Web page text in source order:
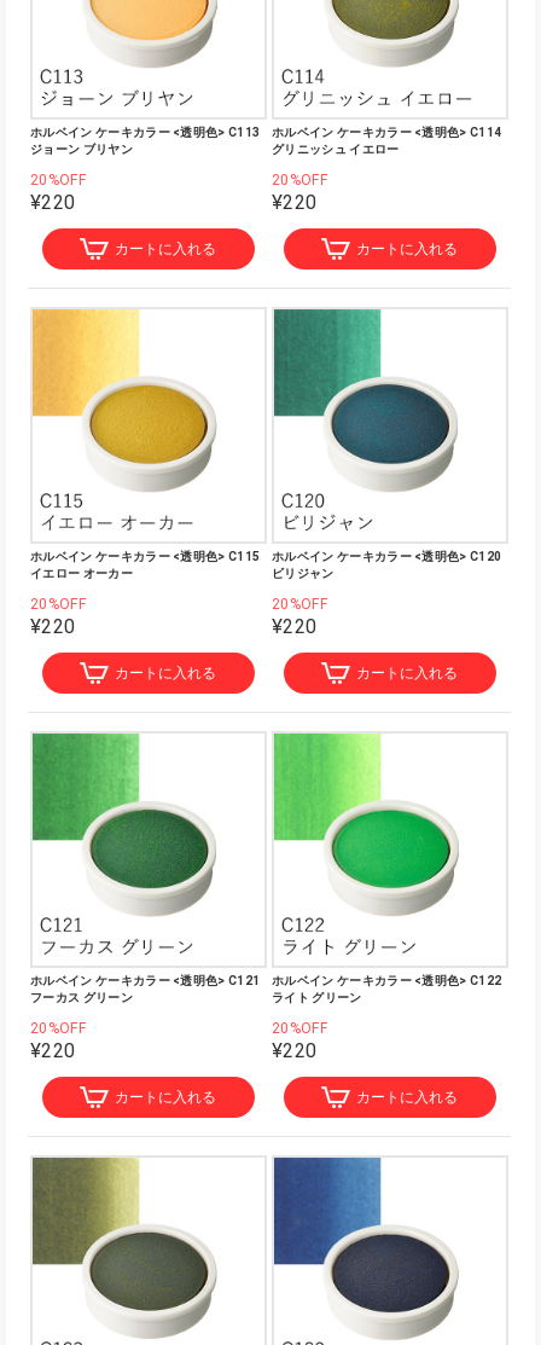
ホルベイン ケーキカラー <透明色> C113
ジョーン ブリヤン
20%OFF
¥220
カートに入れる
ホルベイン ケーキカラー <透明色> C114
グリニッシュ イエロー
20%OFF
¥220
カートに入れる
ホルベイン ケーキカラー <透明色> C115
イエロー オーカー
20%OFF
¥220
カートに入れる
ホルベイン ケーキカラー <透明色> C120
ビリジャン
20%OFF
¥220
カートに入れる
ホルベイン ケーキカラー <透明色> C121
フーカス グリーン
20%OFF
¥220
カートに入れる
ホルベイン ケーキカラー <透明色> C122
ライト グリーン
20%OFF
¥220
カートに入れる